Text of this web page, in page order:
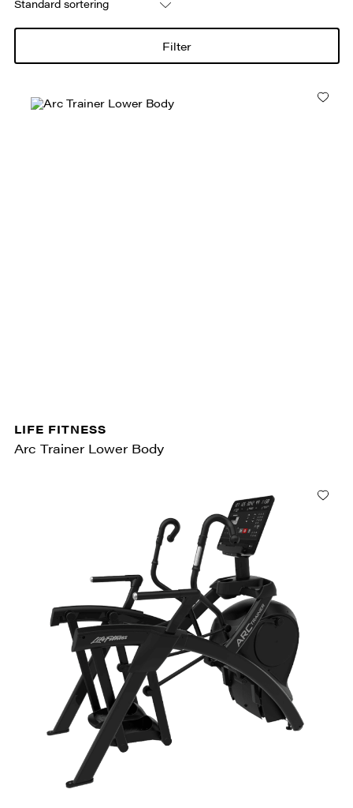
Filter
LIFE FITNESS
Arc Trainer Lower Body